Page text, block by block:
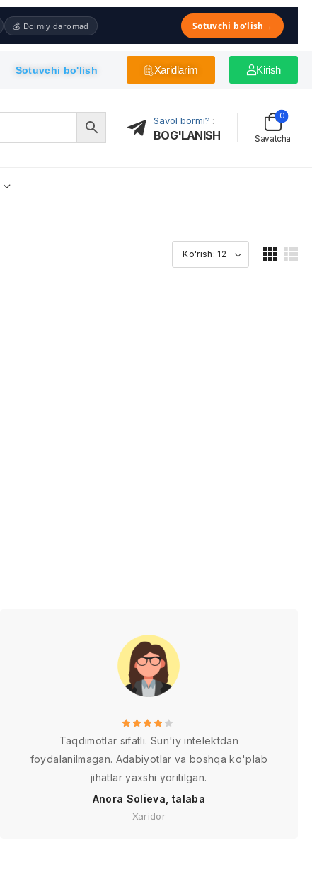
💰 Doimiy daromad Sotuvchi bo'lish →
Sotuvchi bo'lish Xaridlarim Kirish
Savol bormi? :
BOG'LANISH Savatcha
0
Taqdimotlar sifatli. Sun'iy intelektdan
foydalanilmagan. Adabiyotlar va boshqa ko'plab
jihatlar yaxshi yoritilgan.
Anora Solieva, talaba
Xaridor